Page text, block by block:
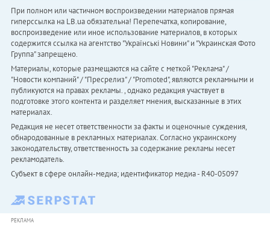
При полном или частичном воспроизведении материалов прямая
гиперссылка на LB.ua обязательна! Перепечатка, копирование,
воспроизведение или иное использование материалов, в которых
содержится ссылка на агентство "Українськi Новини" и "Украинская Фото
Группа" запрещено.
Материалы, которые размещаются на сайте с меткой "Реклама" /
"Новости компаний" / "Пресрелиз" / "Promoted", являются рекламными и
публикуются на правах рекламы. , однако редакция участвует в
подготовке этого контента и разделяет мнения, высказанные в этих
материалах.
Редакция не несет ответственности за факты и оценочные суждения,
обнародованные в рекламных материалах. Согласно украинскому
законодательству, ответственность за содержание рекламы несет
рекламодатель.
Субъект в сфере онлайн-медиа; идентификатор медиа - R40-05097
РЕКЛАМА